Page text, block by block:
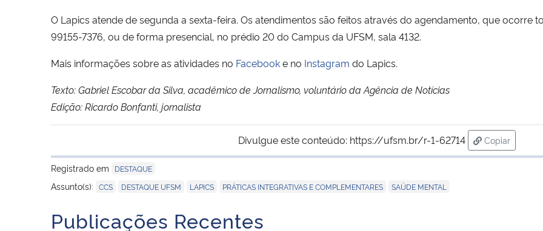
O Lapics atende de segunda a sexta-feira. Os atendimentos são feitos através do agendamento, que ocorre
99155-7376, ou de forma presencial, no prédio 20 do Campus da UFSM, sala 4132.
Mais informações sobre as atividades no Facebooke no Instagram do Lapics.
Texto: Gabriel Escobar da Silva, acadêmico de Jornalismo, voluntário da Agência de Notícias
Edição: Ricardo Bonfanti, jornalista
Divulgue este conteúdo: https://ufsm.br/r-1-62714
Copiar
para área
Registrado em
DESTAQUE
Assunto(s): CCS DESTAQUE UFSM LAPICS PRÁTICAS INTEGRATIVAS E COMPLEMENTARES SAÚDE MENTAL
Publicações Recentes